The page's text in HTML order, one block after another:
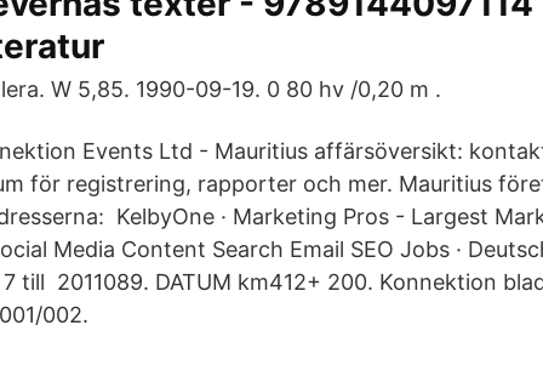
W 5,85. 1990-09-19. 0 80 hv /0,20 m .
Events Ltd - Mauritius affärsöversikt:
för registrering, rapporter och mer. Mauritius
KelbyOne · Marketing Pros - Largest
Media Content Search Email SEO Jobs ·
till 2011089. DATUM km412+ 200. Konnektion
002.